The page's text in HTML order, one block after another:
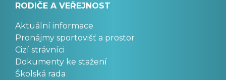
RODIČE A VEŘEJNOST
Aktuální informace
Pronájmy sportovišť a prostor
Cizí strávníci
Dokumenty ke stažení
Školská rada